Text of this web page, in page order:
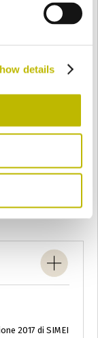
details
sua nuova
2017 di SIMEI